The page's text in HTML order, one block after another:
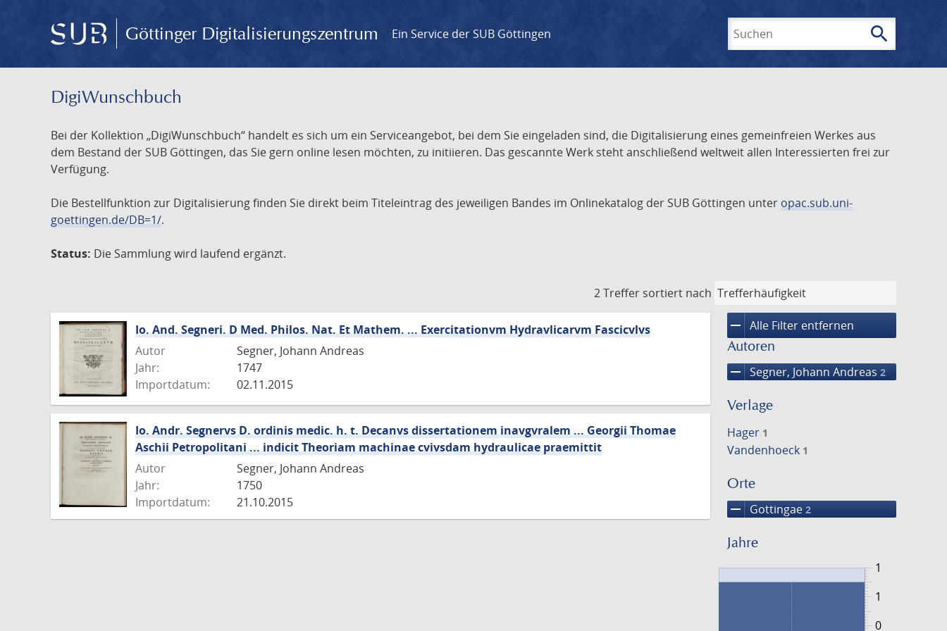
Göttinger Digitalisierungszentrum Ein Service der SUB Göttingen search
DigiWunschbuch
Bei der Kollektion „DigiWunschbuch“ handelt es sich um ein Serviceangebot, bei dem Sie eingeladen sind, die Digitalisierung eines gemeinfreien Werkes aus
dem Bestand der SUB Göttingen, das Sie gern online lesen möchten, zu initiieren. Das gescannte Werk steht anschließend weltweit allen Interessierten frei zur
Verfügung.
Die Bestellfunktion zur Digitalisierung finden Sie direkt beim Titeleintrag des jeweiligen Bandes im Onlinekatalog der SUB Göttingen unter opac.sub.uni-
goettingen.de/DB=1/.
Status: Die Sammlung wird laufend ergänzt.
2 Treffer sortiert nach
remove Alle Filter entfernen
Autoren
remove Segner, Johann Andreas 2
Verlage
Hager 1
Vandenhoeck 1
Orte
remove Gottingae 2
Jahre
1
0
1
Io. And. Segneri. D Med. Philos. Nat. Et Mathem. ... Exercitationvm Hydravlicarvm Fascicvlvs
Autor
Segner, Johann Andreas
Jahr:
1747
Importdatum:
02.11.2015
Io. Andr. Segnervs D. ordinis medic. h. t. Decanvs dissertationem inavgvralem ... Georgii Thomae
Aschii Petropolitani ... indicit Theoriam machinae cvivsdam hydraulicae praemittit
Autor
Segner, Johann Andreas
Jahr:
1750
Importdatum:
21.10.2015